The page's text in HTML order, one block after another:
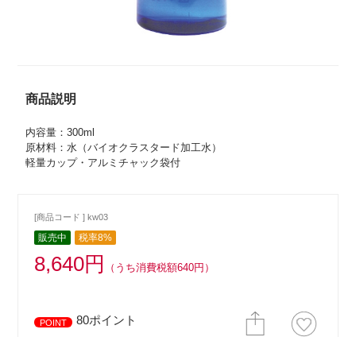
商品説明
内容量：300ml
原材料：水（バイオクラスタード加工水）
軽量カップ・アルミチャック袋付
[商品コード ] kw03
販売中 税率8%
8,640円 （うち消費税額640円）
POINT 80ポイント